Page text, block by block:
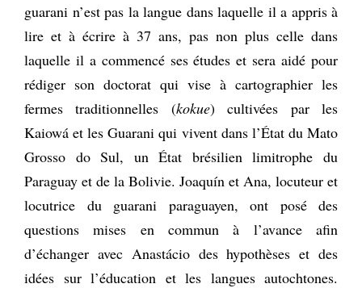
guarani n’est pas la langue dans laquelle il a appris à
lire et à écrire à 37 ans, pas non plus celle dans
laquelle il a commencé ses études et sera aidé pour
rédiger son doctorat qui vise à cartographier les
fermes traditionnelles (kokue) cultivées par les
Kaiowá et les Guarani qui vivent dans l’État du Mato
Grosso do Sul, un État brésilien limitrophe du
Paraguay et de la Bolivie. Joaquín et Ana, locuteur et
locutrice du guarani paraguayen, ont posé des
questions mises en commun à l’avance afin
d’échanger avec Anastácio des hypothèses et des
idées sur l’éducation et les langues autochtones.